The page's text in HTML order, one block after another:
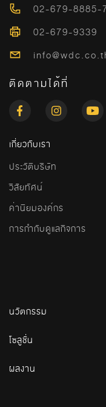
02-679-8885-
02-679-9339
ติดตามได้ที่
เกี่ยวกับเรา
ประวัติบริษัท
วิสัยทัศน์
ค่านิยมองค์กร
การกำกับดูแลกิจการ
นวัตกรรม
โซลูชั่น
ผลงาน